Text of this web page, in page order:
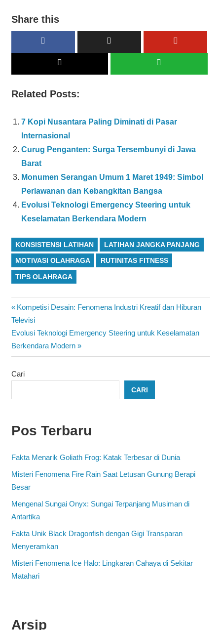
Share this
Related Posts:
7 Kopi Nusantara Paling Diminati di Pasar
Internasional
Curug Penganten: Surga Tersembunyi di Jawa
Barat
Monumen Serangan Umum 1 Maret 1949: Simbol
Perlawanan dan Kebangkitan Bangsa
Evolusi Teknologi Emergency Steering untuk
Keselamatan Berkendara Modern
KONSISTENSI LATIHAN LATIHAN JANGKA PANJANG
MOTIVASI OLAHRAGA RUTINITAS FITNESS
TIPS OLAHRAGA
Navigasi
pos
Previous
Post:
Kompetisi Desain: Fenomena Industri Kreatif dan Hiburan
Televisi
Next
Post:
Evolusi Teknologi Emergency Steering untuk Keselamatan
Berkendara Modern
Cari
CARI
Pos Terbaru
Fakta Menarik Goliath Frog: Katak Terbesar di Dunia
Misteri Fenomena Fire Rain Saat Letusan Gunung Berapi
Besar
Mengenal Sungai Onyx: Sungai Terpanjang Musiman di
Antartika
Fakta Unik Black Dragonfish dengan Gigi Transparan
Menyeramkan
Misteri Fenomena Ice Halo: Lingkaran Cahaya di Sekitar
Matahari
Arsip